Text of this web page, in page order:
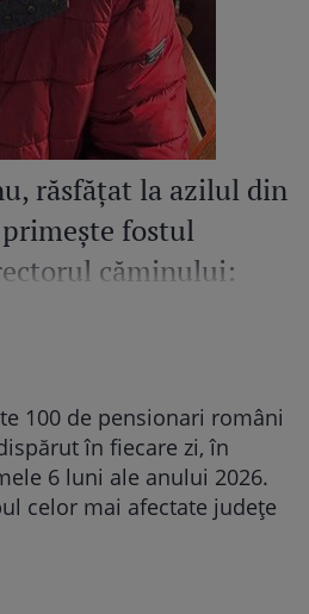
răsfățat la azilul din
fostul
căminului:
100 de pensionari români
în fiecare zi, în
6 luni ale anului 2026.
celor mai afectate județe